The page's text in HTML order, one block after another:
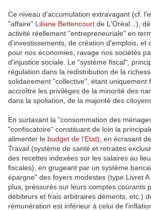
Ce niveau d'accumulation extravagant (cf.
"affaire" Liliane Bettencourt de L'Oréal...),
activité réellement "entrepreneuriale" en
d'investissements, de création d'emplois, et
pour nos économies, ravage nos sociétés
d'injustice sociale. Le "système fiscal",
régulation dans la redistribution de la
solidairement "collective", étant uniquement
accroître les privilèges de la minorité des
dans la spoliation, de la majorité des
En surtaxant la "consommation des
"confiscatoire" constituant de loin la
alimenter le budget de l'Etat), en écrasant
Travail (système de santé et retraites
des recettes indexées sur les salaires au
fiscales), en grugeant par un système
épargne" des foyers modestes (type Livret
plus, préssurés sur leurs comptes courants
débiteurs et frais arbitraires déments, etc.)
rémunération est inférieur à celui de